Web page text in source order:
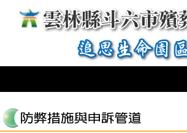
跳到主要內容區塊